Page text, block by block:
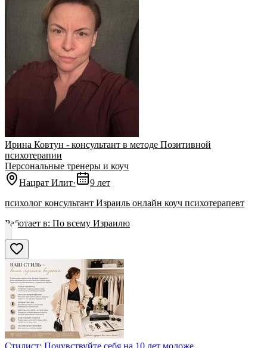
Ирина Ковтун - консультант в методе Позитивной
психотерапии
Персональные тренеры и коуч
Нацрат Илит·
9 лет
психолог консультант Израиль онлайн коуч психотерапевт
Работает в: По всему Израилю